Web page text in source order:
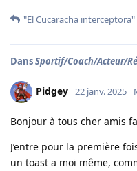
"El Cucaracha interceptora"
DansSportif/Coach/Acteur/
Pidgey 22 janv. 2025
Bonjour à tous cher amis
J’entre pour la première
un toast a moi même,